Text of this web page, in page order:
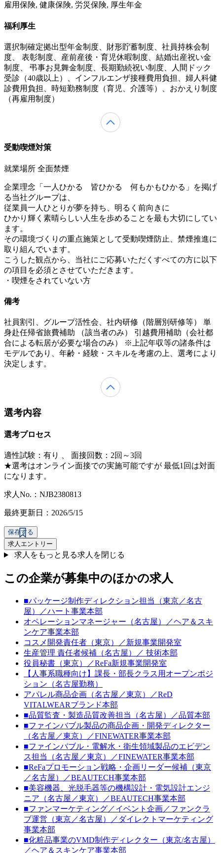
雇用保険, 健康保険, 労災保険, 厚生年金
福利厚生
選択制確定拠出型年金制度、財形貯蓄制度、社員持株会制
度、 表彰制度、産前産後・育児休暇制度、結婚出産祝い金
制度、 弔事お見舞金制度、長期勤続祝い制度、人間ドック
受診（40歳以上）、インフルエンザ接種費用負担、婦人科健
診費用負担、時短勤務制度（育児、介護等）、おかえり制度
（再雇用制度）
受動喫煙対策
就業場所 全面禁煙
企業理念「一人ひかる 皆ひかる 何もかもひかる」を掲げ
る当社グループは、
従業員一人ひとりが夢を持ち、明るく前向きに
ひかり輝く素晴らしい人生を歩めることを最も大切にしてい
ます。
その環境づくりの重点施策として受動喫煙防止、禁煙推進に
取り組んでいます。
こうした観点から、当社にご応募いただくすべての方に以下
の項目を必須とさせていただきます。
・喫煙をされていない方
備考
社員割引、グループ活性会、社内研修（階層別研修等） 単
身赴任帰省旅費補助 （該当者のみ） 引越費用補助（会社都
合による転居が必要な場合のみ） ※上記年収等の諸条件は
モデルであり、年齢・経験・スキルを考慮の上、選考により
決定します。
選考内容
選考プロセス
適性試験： 有り
面接回数：2回～3回
★選考はオンライン面接での実施可能ですが 最低1回は対面
になります。
求人No.：NJB2380813
最終更新日：2026/5/15
保存する
求人エントリー
求人をもっと見る求人を閉じる
この企業が募集中のほかの求人
■パッケージ制作ディレクション担当（東京／名古
屋）／ハート事業本部
オペレーションマネージャー（名古屋）／ヘア＆スキ
ンケア事業本部
コスメ開発責任者（東京）／新規事業開発室
生産管理 責任者候補（名古屋）／ 技術本部
役員秘書（東京）／ReFa新規事業開発室
【人事系職種向け】課長・部長クラス用オープンポジ
ション（名古屋勤務）
アパレル商品企画（名古屋／東京）／ReD
VITALWEARブランド本部
■品質監査・製造品質改善担当（名古屋）／品質本部
■ファインバブル製品の商品企画・開発ディレクター
（名古屋／東京）／FINEWATER事業本部
■ファインバブル・電解水・衛生領域製品のエビデン
ス担当（名古屋／東京）／FINEWATER事業本部
■ReFaプロモーション戦略・企画リーダー候補（東京
／名古屋）／BEAUTECH事業本部
■美容機器、光脱毛器等の機構設計・電気設計エンジ
ニア（名古屋／東京）／BEAUTECH事業本部
■ファンマーケティング／イベント企画／ファンクラ
ブ運営（東京／名古屋）／ダイレクトマーケティング
事業本部
■化粧品事業のVMD制作ディレクター（東京/名古屋）
／ヘア＆スキンケア事業本部